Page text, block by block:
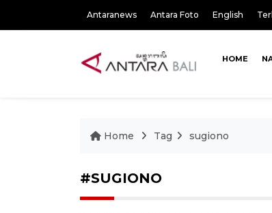
Antaranews Antara Foto English
HOME
Home Tag sugiono
#SUGIONO